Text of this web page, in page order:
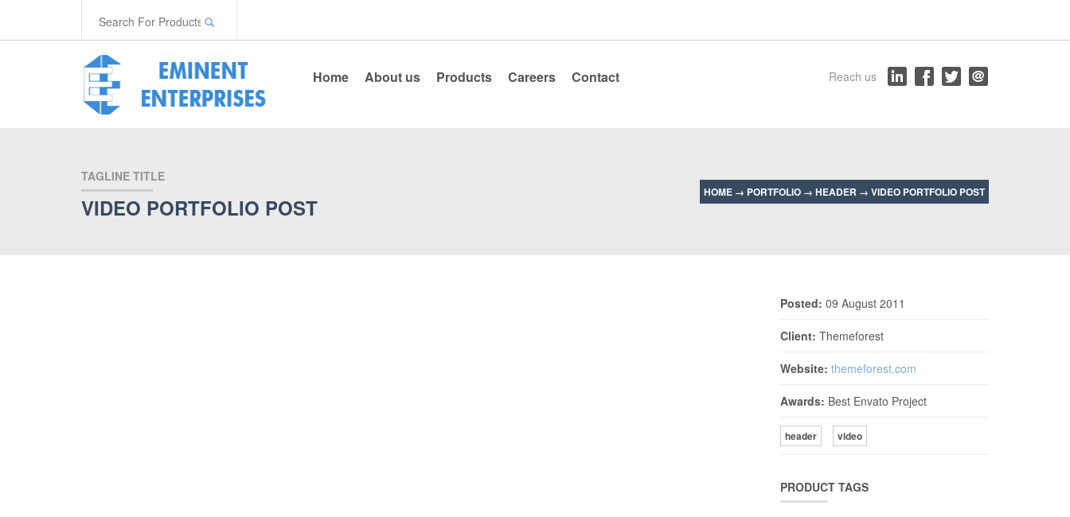
Reach us
Home About us Products Careers Contact
TAGLINE TITLE
VIDEO PORTFOLIO POST
HOME → PORTFOLIO → HEADER → VIDEO PORTFOLIO POST
Posted: 09 August 2011
Client: Themeforest
Website: themeforest.com
Awards: Best Envato Project
header video
PRODUCT TAGS